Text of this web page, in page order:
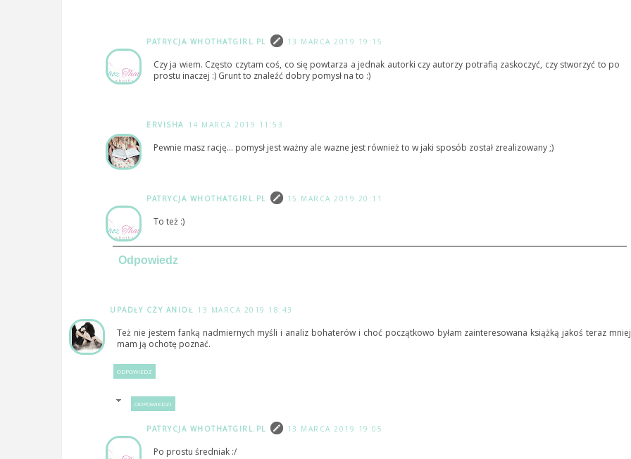
PATRYCJA WHOTHATGIRL.PL 13 MARCA 2019 19:15
Czy ja wiem. Często czytam coś, co się powtarza a jednak autorki czy autorzy potrafią zaskoczyć, czy stworzyć to po
prostu inaczej :) Grunt to znaleźć dobry pomysł na to :)
ERVISHA 14 MARCA 2019 11:53
Pewnie masz rację... pomysł jest ważny ale wazne jest również to w jaki sposób został zrealizowany ;)
PATRYCJA WHOTHATGIRL.PL 15 MARCA 2019 20:11
To też :)
Odpowiedz
UPADŁY CZY ANIOŁ 13 MARCA 2019 18:43
Też nie jestem fanką nadmiernych myśli i analiz bohaterów i choć początkowo byłam zainteresowana książką jakoś teraz mniej
mam ją ochotę poznać.
ODPOWIEDZ
ODPOWIEDZI
PATRYCJA WHOTHATGIRL.PL 13 MARCA 2019 19:05
Po prostu średniak :/